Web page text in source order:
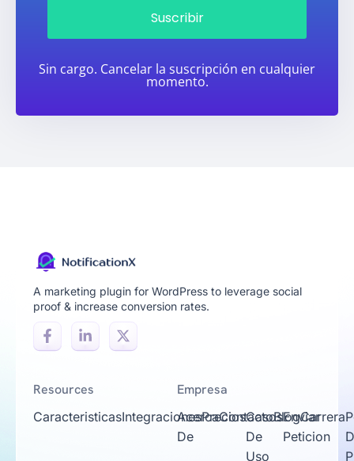
Suscribir
Sin cargo. Cancelar la suscripción en cualquier
momento.
A marketing plugin for WordPress to leverage social
proof & increase conversion rates.
Resources
CaracteristicasIntegracionesPreciosCasos
De
Uso
Enviar
Peticion
Empresa
Acerca
De
ContactoBlogCarrera